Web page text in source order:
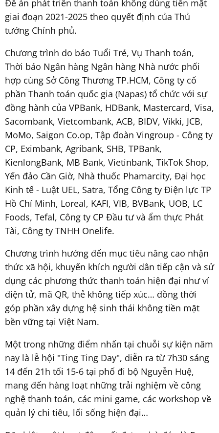
Đề án phát triển thanh toán không dùng tiền mặt
giai đoạn 2021-2025 theo quyết định của Thủ
tướng Chính phủ.
Chương trình do báo Tuổi Trẻ, Vụ Thanh toán,
Thời báo Ngân hàng Ngân hàng Nhà nước phối
hợp cùng Sở Công Thương TP.HCM, Công ty cổ
phần Thanh toán quốc gia (Napas) tổ chức với sự
đồng hành của VPBank, HDBank, Mastercard, Visa,
Sacombank, Vietcombank, ACB, BIDV, Vikki, JCB,
MoMo, Saigon Co.op, Tập đoàn Vingroup - Công ty
CP, Eximbank, Agribank, SHB, TPBank,
KienlongBank, MB Bank, Vietinbank, TikTok Shop,
Yến đảo Cần Giờ, Nhà thuốc Phamarcity, Đại học
Kinh tế - Luật UEL, Satra, Tổng Công ty Điện lực TP
Hồ Chí Minh, Loreal, KAFI, VIB, BVBank, UOB, LC
Foods, Tefal, Công ty CP Đầu tư và ẩm thực Phát
Tài, Công ty TNHH Onelife.
Chương trình hướng đến mục tiêu nâng cao nhận
thức xã hội, khuyến khích người dân tiếp cận và sử
dụng các phương thức thanh toán hiện đại như ví
điện tử, mã QR, thẻ không tiếp xúc… đồng thời
góp phần xây dựng hệ sinh thái không tiền mặt
bền vững tại Việt Nam.
Một trong những điểm nhấn tại chuỗi sự kiện năm
nay là lễ hội "Ting Ting Day", diễn ra từ 7h30 sáng
14 đến 21h tối 15-6 tại phố đi bộ Nguyễn Huệ,
mang đến hàng loạt những trải nghiệm về công
nghệ thanh toán, các mini game, các workshop về
quản lý chi tiêu, lối sống hiện đại…